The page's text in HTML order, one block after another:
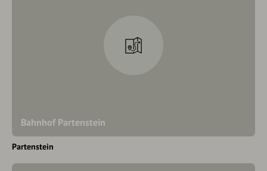
Bahnhof Partenstein
Partenstein